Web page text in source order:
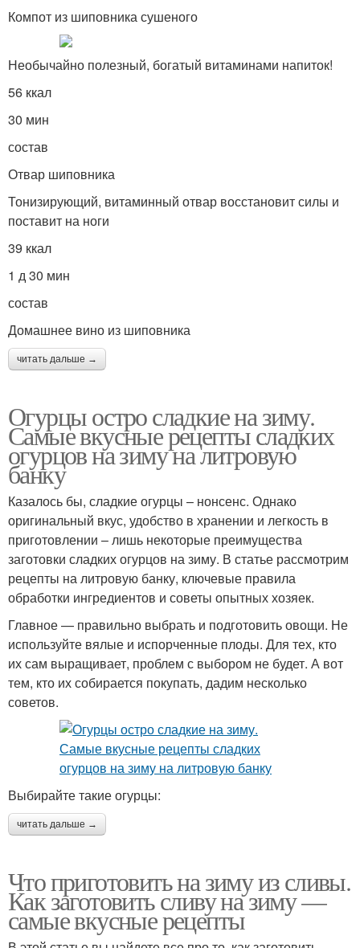
Компот из шиповника сушеного
Необычайно полезный, богатый витаминами напиток!
56 ккал
30 мин
состав
Отвар шиповника
Тонизирующий, витаминный отвар восстановит силы и
поставит на ноги
39 ккал
1 д 30 мин
состав
Домашнее вино из шиповника
читать дальше →
Огурцы остро сладкие на зиму.
Самые вкусные рецепты сладких
огурцов на зиму на литровую
банку
Казалось бы, сладкие огурцы – нонсенс. Однако
оригинальный вкус, удобство в хранении и легкость в
приготовлении – лишь некоторые преимущества
заготовки сладких огурцов на зиму. В статье рассмотрим
рецепты на литровую банку, ключевые правила
обработки ингредиентов и советы опытных хозяек.
Главное — правильно выбрать и подготовить овощи. Не
используйте вялые и испорченные плоды. Для тех, кто
их сам выращивает, проблем с выбором не будет. А вот
тем, кто их собирается покупать, дадим несколько
советов.
Выбирайте такие огурцы:
читать дальше →
Что приготовить на зиму из сливы.
Как заготовить сливу на зиму —
самые вкусные рецепты